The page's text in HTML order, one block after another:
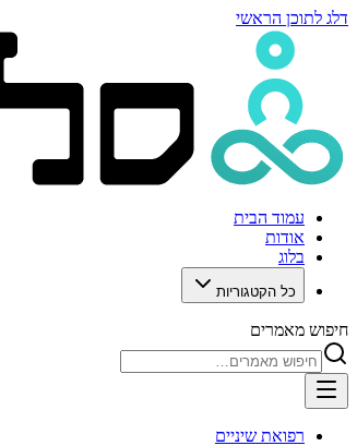
דלג לתוכן הראשי
עמוד הבית
אודות
בלוג
כל הקטגוריות
חיפוש מאמרים
רפואת שיניים